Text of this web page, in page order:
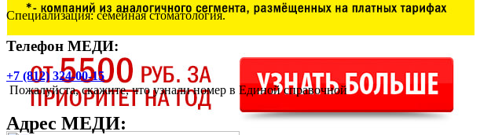
Специализация: семейная стоматология.
Телефон МЕДИ:
+7 (812) 324-00-15
Пожалуйста, скажите, что узнали номер в Единой справочной
Адрес МЕДИ: